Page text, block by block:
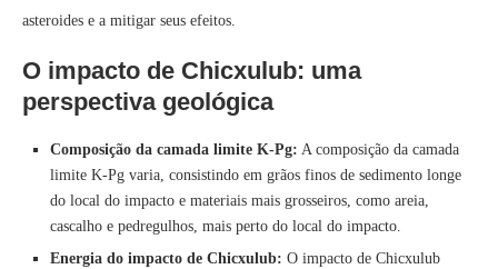
asteroides e a mitigar seus efeitos.
O impacto de Chicxulub: uma
perspectiva geológica
Composição da camada limite K-Pg: A composição da camada
limite K-Pg varia, consistindo em grãos finos de sedimento longe
do local do impacto e materiais mais grosseiros, como areia,
cascalho e pedregulhos, mais perto do local do impacto.
Energia do impacto de Chicxulub: O impacto de Chicxulub